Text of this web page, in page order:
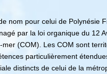
nom pour celui de Polynésie
par la loi organique du 12
(COM). Les COM sont
particulièrement
distincts de celui de la